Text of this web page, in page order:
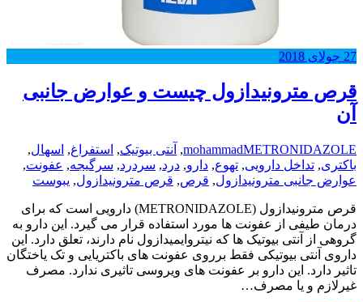
27 جولای 2018
قرص مترونیدازول چیست و عوارض جانبی
آن
mohammadMETRONIDAZOLE
, آنتی بیوتیک, استفراغ, اسهال,
باکتری, تداخل دارویی, تهوع, دارو, درد, سردرد, سرگیجه, عفونت,
عوارض جانبی مترونیدازول, قرص, قرص مترونیدازول, یبوست
قرص مترونیدازول (METRONIDAZOLE) دارویی است که برای
درمان طیفی از عفونت ها مورد استفاده قرار می گیرد. این دارو به
گروهی از آنتی بیوتیک ها که نیتروایمیدازول نام دارند، تعلق دارد. این
داروی آنتی بیوتیکی فقط برروی عفونت های باکتریایی و تک یاختگان
تاثیر دارد. این دارو بر عفونت های ویروسی تاثیری ندارد. مصرف
غیرلازم و یا مصرف…